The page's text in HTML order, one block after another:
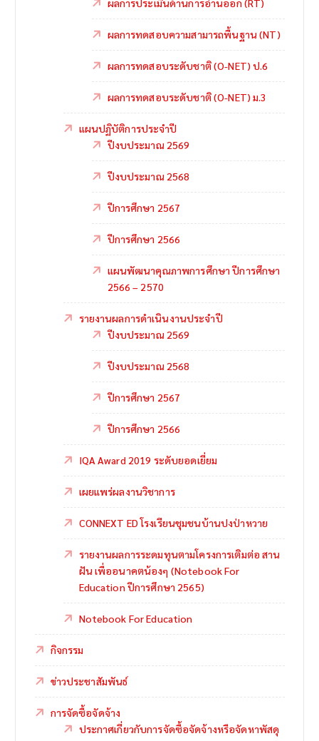
ผลการประเมินด้านการอ่านออก (RT)
ผลการทดสอบความสามารถพื้นฐาน (NT)
ผลการทดสอบระดับชาติ (O-NET) ป.6
ผลการทดสอบระดับชาติ (O-NET) ม.3
แผนปฏิบัติการประจำปี
ปีงบประมาณ 2569
ปีงบประมาณ 2568
ปีการศึกษา 2567
ปีการศึกษา 2566
แผนพัฒนาคุณภาพการศึกษา ปีการศึกษา
2566 – 2570
รายงานผลการดำเนินงานประจำปี
ปีงบประมาณ 2569
ปีงบประมาณ 2568
ปีการศึกษา 2567
ปีการศึกษา 2566
IQA Award 2019 ระดับยอดเยี่ยม
เผยแพร่ผลงานวิชาการ
CONNEXT ED โรงเรียนชุมชนบ้านปงป่าหวาย
รายงานผลการระดมทุนตามโครงการเติมต่อ สาน
ฝัน เพื่ออนาคตน้องๆ (Notebook For
Education ปีการศึกษา 2565)
Notebook For Education
กิจกรรม
ข่าวประชาสัมพันธ์
การจัดซื้อจัดจ้าง
ประกาศเกี่ยวกับการจัดซื้อจัดจ้างหรือจัดหาพัสดุ